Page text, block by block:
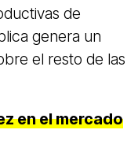
de
genera un
el resto de las
en el mercado